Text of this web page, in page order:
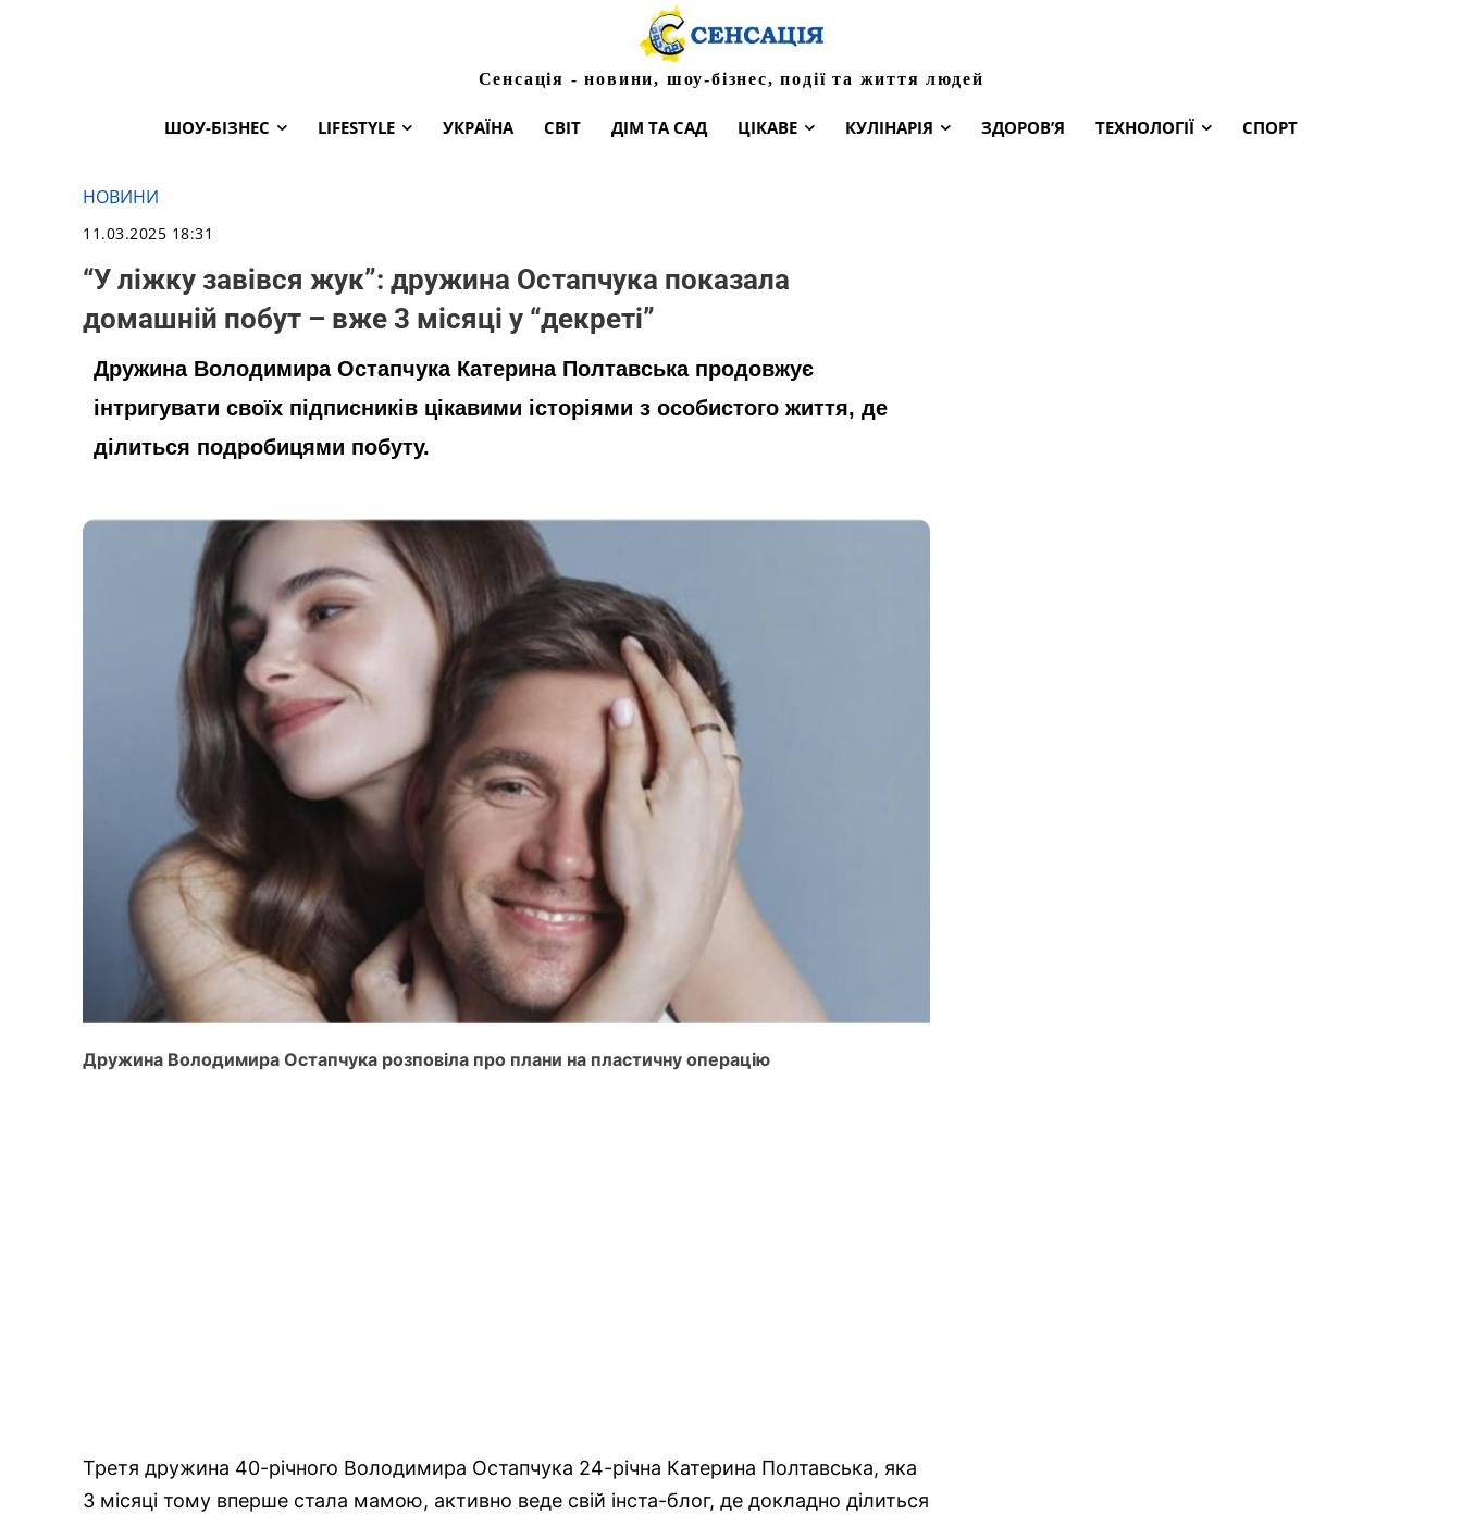
Сенсація - новини, шоу-бізнес, події та життя людей
ШОУ-БІЗНЕС LIFESTYLE УКРАЇНА СВІТ ДІМ ТА САД ЦІКАВЕ КУЛІНАРІЯ ЗДОРОВ’Я ТЕХНОЛОГІЇ СПОРТ
НОВИНИ
11.03.2025 18:31
“У ліжку завівся жук”: дружина Остапчука показала
домашній побут – вже 3 місяці у “декреті”
Дружина Володимира Остапчука Катерина Полтавська продовжує
інтригувати своїх підписників цікавими історіями з особистого життя, де
ділиться подробицями побуту.
Дружина Володимира Остапчука розповіла про плани на пластичну операцію
Третя дружина 40-річного Володимира Остапчука 24-річна Катерина Полтавська, яка
3 місяці тому вперше стала мамою, активно веде свій інста-блог, де докладно ділиться